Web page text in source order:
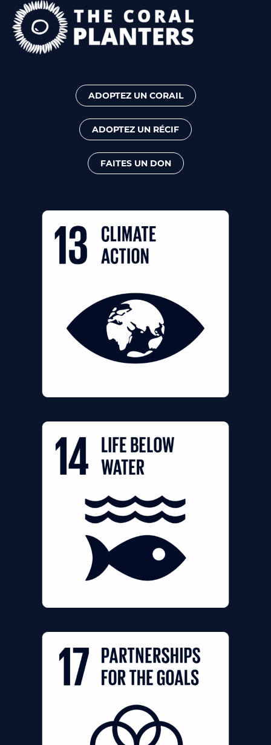
ADOPTEZ UN CORAIL
ADOPTEZ UN RÉCIF
FAITES UN DON